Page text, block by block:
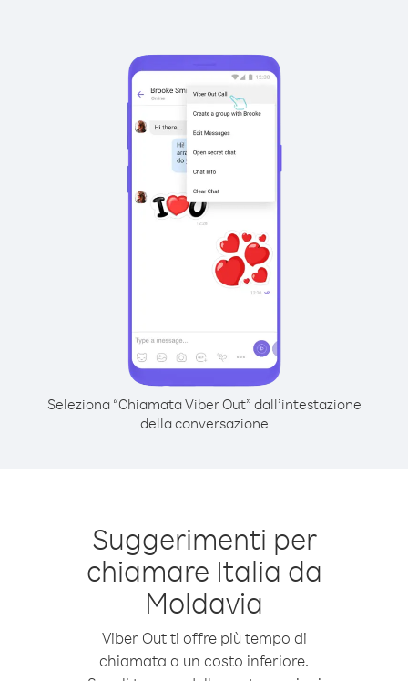
Seleziona “Chiamata Viber Out” dall’intestazione
della conversazione
Suggerimenti per
chiamare Italia da
Moldavia
Viber Out ti offre più tempo di
chiamata a un costo inferiore.